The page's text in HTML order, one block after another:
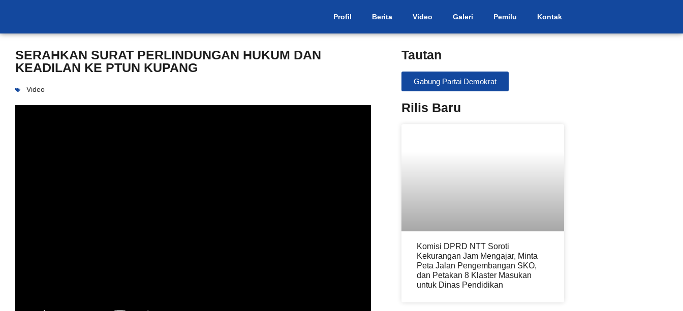
Profil Berita Video Galeri Pemilu Kontak
SERAHKAN SURAT PERLINDUNGAN HUKUM DAN
KEADILAN KE PTUN KUPANG
Video
Tautan
Gabung Partai Demokrat
Rilis Baru
Komisi DPRD NTT Soroti
Kekurangan Jam Mengajar, Minta
Peta Jalan Pengembangan SKO,
dan Petakan 8 Klaster Masukan
untuk Dinas Pendidikan